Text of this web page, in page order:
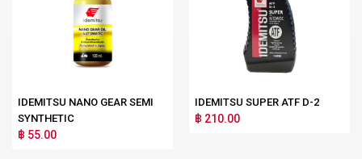
IDEMITSU NANO GEAR SEMI
SYNTHETIC
฿ 55.00
IDEMITSU SUPER ATF D-2
฿ 210.00